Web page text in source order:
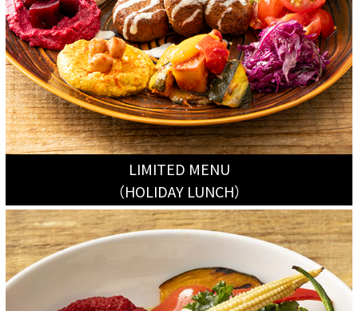
LIMITED MENU
（HOLIDAY LUNCH）